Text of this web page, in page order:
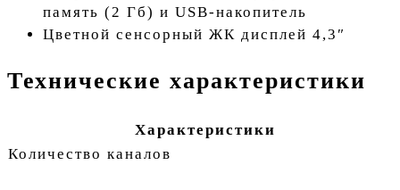
память (2 Гб) и USB-накопитель
Цветной сенсорный ЖК дисплей 4,3″
Технические характеристики
Характеристики
Количество каналов